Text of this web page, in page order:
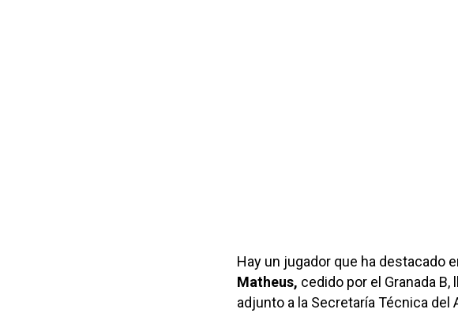
Hay un jugador que ha destacado
Matheus, cedido por el Granada
adjunto a la Secretaría Técnica del